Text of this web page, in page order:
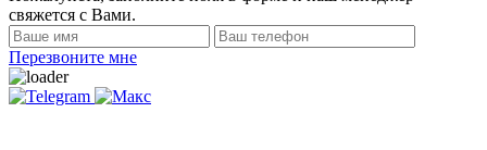
свяжется с Вами.
Перезвоните мне